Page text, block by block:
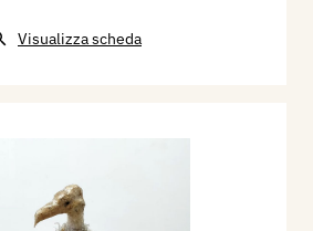
Visualizza scheda